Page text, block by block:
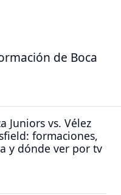
de Boca
Juniors vs. Vélez
formaciones,
y dónde ver por tv